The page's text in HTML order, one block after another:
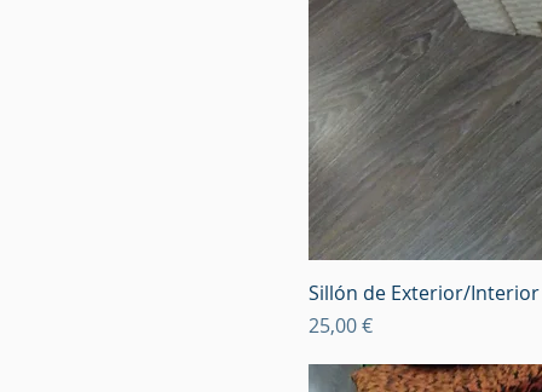
Sillón de Exterior/
Precio
25,00 €